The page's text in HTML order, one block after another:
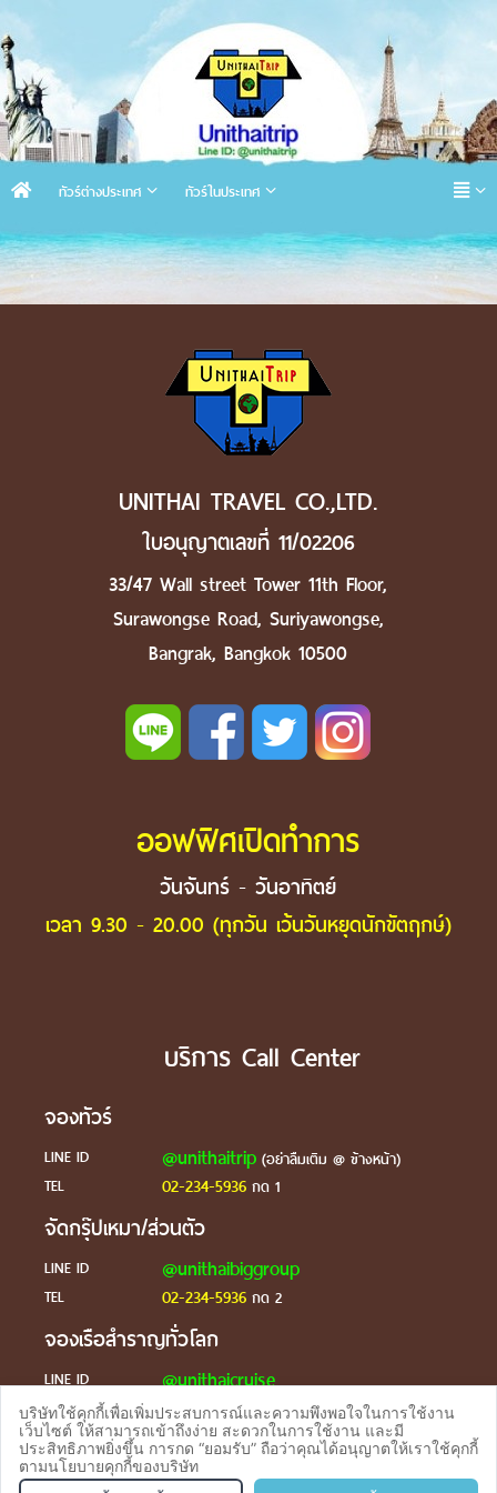
ทัวร์ต่างประเทศ ทัวร์ในประเทศ
จองทัวร TEL
UNITHAI TRAVEL CO.,LTD.
ใบอนุญาตเลขที่ 11/02206
33/47 Wall street Tower 11th Floor,
Surawongse Road, Suriyawongse,
Bangrak, Bangkok 10500
ออฟฟิศเปิดทำการ
วันจันทร์ - วันอาทิตย์
เวลา 9.30 - 20.00 (ทุกวัน เว้นวันหยุดนักขัตฤกษ์)
บริการ Call Center
จองทัวร์
LINE ID @unithaitrip(อย่าลืมเติม @ ข้างหน้า)
TEL
02-234-5936กด 1
จัดกรุ๊ปเหมา/ส่วนตัว
LINE ID @unithaibiggroup
TEL 02-234-5936กด 2
จองเรือสำราญทั่วโลก
LINE ID @unithaicruise
ร้องเรียน
LINE ID @unithaicare
บริษัทใช้คุกกี้เพื่อเพิ่มประสบการณ์และความพึงพอใจในการใช้งาน
เว็บไซต์ ให้สามารถเข้าถึงง่าย สะดวกในการใช้งาน และมี
ประสิทธิภาพยิ่งขึ้น การกด “ยอมรับ” ถือว่าคุณได้อนุญาตให้เราใช้คุกกี้
ตามนโยบายคุกกี้ของบริษัท